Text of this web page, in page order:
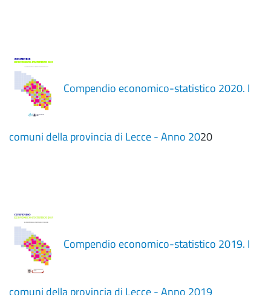
Compendio economico-statistico 2020. I
comuni della provincia di Lecce - Anno 2020
Compendio economico-statistico 2019. I
comuni della provincia di Lecce - Anno 2019